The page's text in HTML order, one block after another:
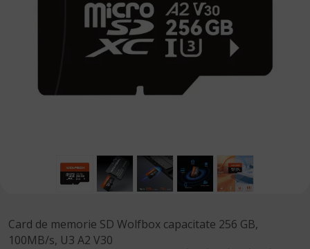
Card de memorie SD Wolfbox capacitate 256 GB,
100MB/s, U3 A2 V30